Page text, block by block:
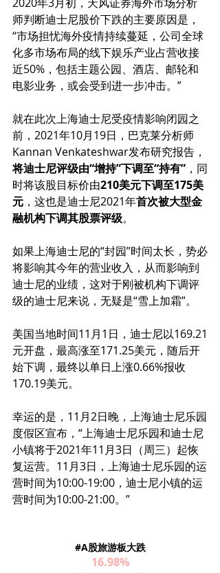
师判断迪士尼股价下跌的主要原因是，
“市场担忧海外疫情持续蔓延，公司全球
化多市场布局的线下娱乐产业占营收接
近50%，包括主题公园、酒店、邮轮和
电影业务，或会受到进一步冲击。”
就在此次上海迪士尼受疫情影响闭园之
前，2021年10月19日，巴克莱分析师
Kannan Venkateshwar发布研究报告，
将迪士尼评级由“增持”下调至“持有” ，同
时将该股目标价由210美元下调至175美
元 ，这也是迪士尼2021年首次被大型金
融机构下调其股票评级。
如果上海迪士尼的“封园”时间太长，势必
将影响其今年的营业收入，从而影响到
迪士尼的业绩，这对于刚被机构下调评
级的迪士尼来说，无疑是“雪上加霜”。
美国当地时间11月1日，迪士尼以169.21
元开盘，最高涨至171.25美元，随后开
始下调，最终以单日上涨0.66%报收
170.19美元。
幸运的是，11月2日晚，上海迪士尼乐园
度假区宣布，“上海迪士尼乐园和迪士尼
小镇将于2021年11月3日（周三）起恢
复运营。11月3日，上海迪士尼乐园的运
营时间为10:00-19:00，迪士尼小镇的运
营时间为10:00-21:00。”
#A股旅游板大跌
16.98%